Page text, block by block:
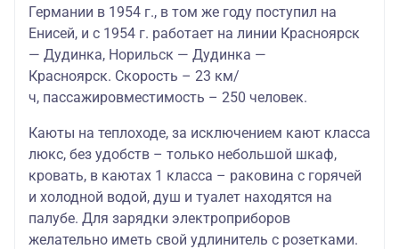
Германии в 1954 г., в том же году поступил на
Енисей, и с 1954 г. работает на линии Красноярск
— Дудинка, Норильск — Дудинка —
Красноярск. Скорость – 23 км/
ч, пассажировместимость – 250 человек.
Каюты на теплоходе, за исключением кают класса
люкс, без удобств – только небольшой шкаф,
кровать, в каютах 1 класса – раковина с горячей
и холодной водой, душ и туалет находятся на
палубе. Для зарядки электроприборов
желательно иметь свой удлинитель с розетками.